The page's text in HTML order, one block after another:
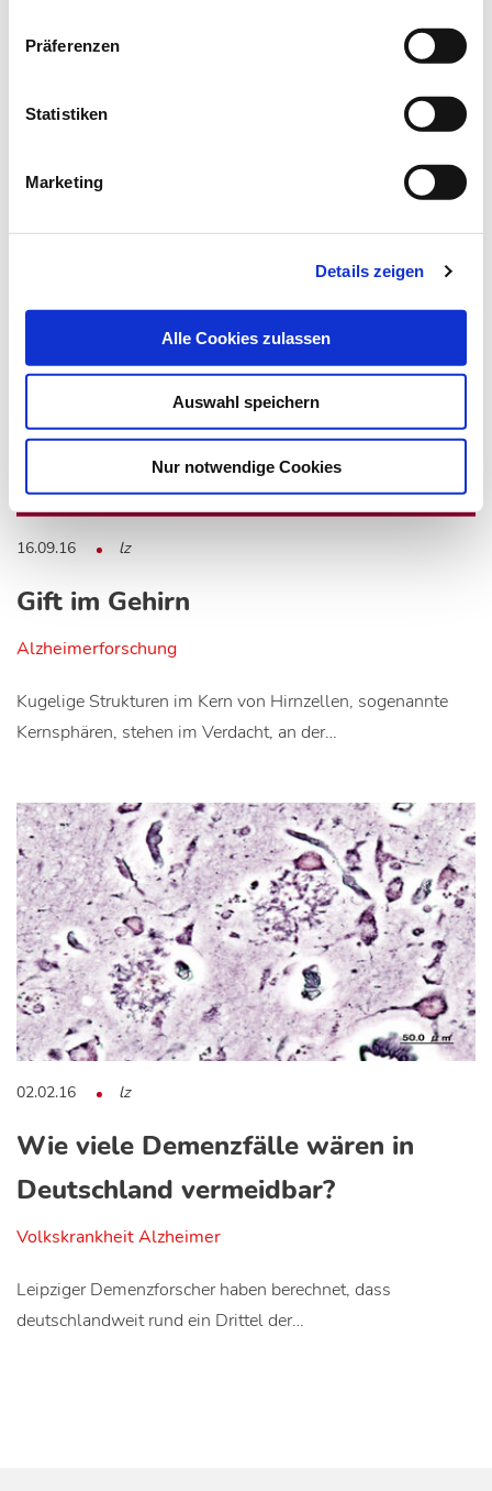
Präferenzen
Statistiken
Marketing
Details zeigen
Alle Cookies zulassen
Auswahl speichern
Nur notwendige Cookies
Morbus Alzheimer
Interview
Mathias Jucker, Forscher am Hertie-Institut…
16.09.16 lz
Gift im Gehirn
Alzheimerforschung
Kugelige Strukturen im Kern von Hirnzellen, sogenannte
Kernsphären, stehen im Verdacht, an der…
02.02.16 lz
Wie viele Demenzfälle wären in
Deutschland vermeidbar?
Volkskrankheit Alzheimer
Leipziger Demenzforscher haben berechnet, dass
deutschlandweit rund ein Drittel der…